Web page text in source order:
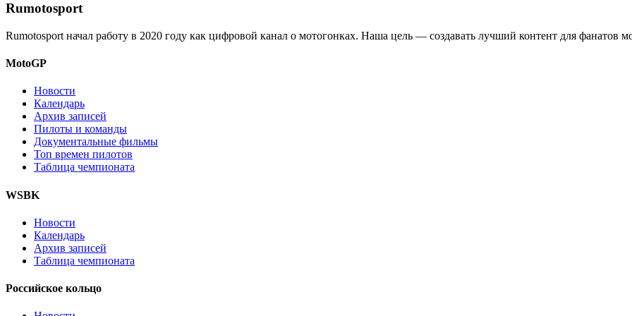
Rumotosport
Rumotosport начал работу в 2020 году как цифровой канал о мотогонках. Наша цель — создавать лучший контент для фанатов
MotoGP
Новости
Календарь
Архив записей
Пилоты и команды
Документальные фильмы
Топ времен пилотов
Таблица чемпионата
WSBK
Новости
Календарь
Архив записей
Таблица чемпионата
Российское кольцо